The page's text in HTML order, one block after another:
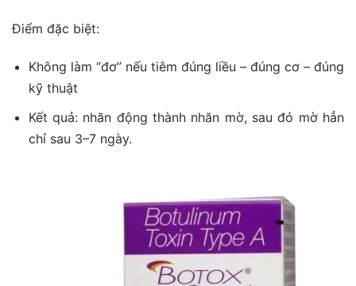
Điểm đặc biệt:
Không làm “đơ” nếu tiêm đúng liều – đúng cơ – đúng
kỹ thuật
Kết quả: nhăn động thành nhăn mờ, sau đó mờ hẳn
chỉ sau 3–7 ngày.